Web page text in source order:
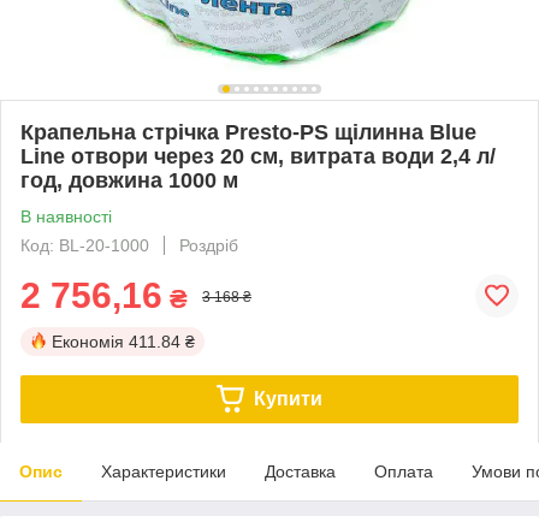
Крапельна стрічка Presto-PS щілинна Blue
Line отвори через 20 см, витрата води 2,4 л/
год, довжина 1000 м
В наявності
Код: BL-20-1000
Роздріб
2 756,16 ₴ 3 168 ₴
Економія 411.84 ₴
Купити
Опис Характеристики Доставка Оплата Умови